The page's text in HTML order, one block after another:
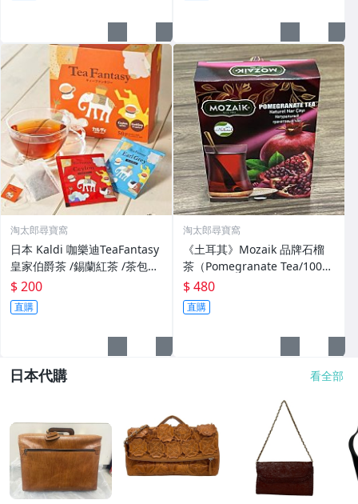
淘太郎尋寶窩
日本 Kaldi 咖樂迪TeaFantasy
皇家伯爵茶 /錫蘭紅茶 /茶包
（1入2g）/兩種風味共40包
$ 200
直購
淘太郎尋寶窩
《土耳其》Mozaik 品牌石榴
茶（Pomegranate Tea/100%
石榴/酸甜風味/冷熱皆宜/天然
飲料/養生美容
$ 480
直購
日本代購 看全部